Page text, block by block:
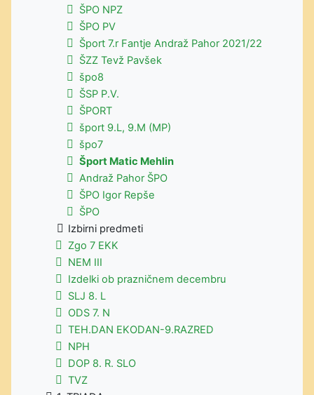
ŠPO NPZ
ŠPO PV
Šport 7.r Fantje Andraž Pahor 2021/22
ŠZZ Tevž Pavšek
špo8
ŠSP P.V.
ŠPORT
šport 9.L, 9.M (MP)
špo7
Šport Matic Mehlin
Andraž Pahor ŠPO
ŠPO Igor Repše
ŠPO
Izbirni predmeti
Zgo 7 EKK
NEM III
Izdelki ob prazničnem decembru
SLJ 8. L
ODS 7. N
TEH.DAN EKODAN-9.RAZRED
NPH
DOP 8. R. SLO
TVZ